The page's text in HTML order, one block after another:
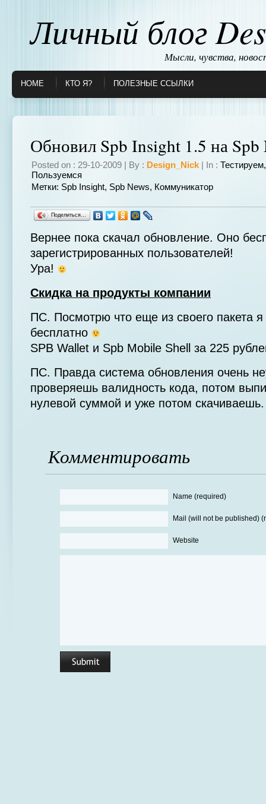
Личный блог
Мысли, чувства,
HOME КТО Я? ПОЛЕЗНЫЕ ССЫЛКИ
Обновил Spb Insight 1.5 на Spb
Posted on : 29-10-2009 | By : Design_Nick | In :
Пользуемся
Метки: Spb Insight, Spb News, Коммуникатор
Поделиться…
Вернее пока скачал обновление. Оно
зарегистрированных пользователей!
Ура!
Скидка на продукты компании
ПС. Посмотрю что еще из своего пакета я
бесплатно
SPB Wallet и Spb Mobile Shell за 225
ПС. Правда система обновления очень
проверяешь валидность кода, потом
нулевой суммой и уже потом скачиваешь.
Комментировать
Name (required)
Mail (will not be published)
Website